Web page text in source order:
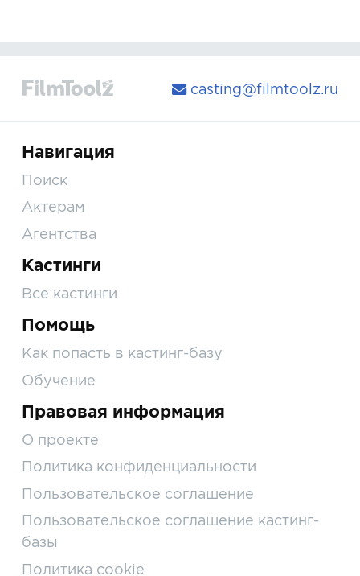
casting@filmtoolz.ru
Навигация
Поиск
Актерам
Агентства
Кастинги
Все кастинги
Помощь
Как попасть в кастинг-базу
Обучение
Правовая информация
О проекте
Политика конфиденциальности
Пользовательское соглашение
Пользовательское соглашение кастинг-
базы
Политика cookie